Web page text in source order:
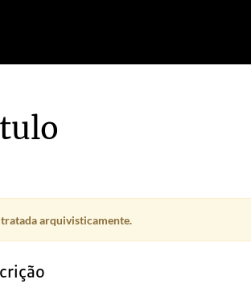
arquivisticamente.